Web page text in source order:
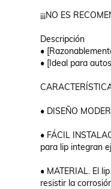
¡¡¡NO ES
Descripción
•
• [Ideal para
• DISEÑO
• FÁCIL
para lip integran
• MATERIAL. El
resistir la